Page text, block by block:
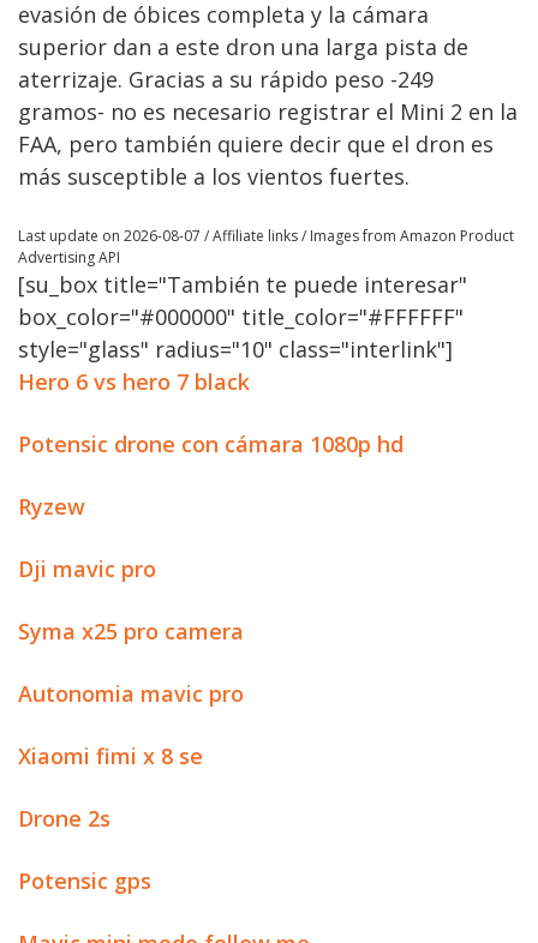
evasión de óbices completa y la cámara
superior dan a este dron una larga pista de
aterrizaje. Gracias a su rápido peso -249
gramos- no es necesario registrar el Mini 2 en la
FAA, pero también quiere decir que el dron es
más susceptible a los vientos fuertes.
Last update on 2026-08-07 / Affiliate links / Images from Amazon Product
Advertising API
[su_box title="También te puede interesar"
box_color="#000000" title_color="#FFFFFF"
style="glass" radius="10" class="interlink"]
Hero 6 vs hero 7 black
Potensic drone con cámara 1080p hd
Ryzew
Dji mavic pro
Syma x25 pro camera
Autonomia mavic pro
Xiaomi fimi x 8 se
Drone 2s
Potensic gps